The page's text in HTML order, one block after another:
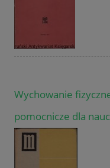
Wychowanie
pomocnicze dla